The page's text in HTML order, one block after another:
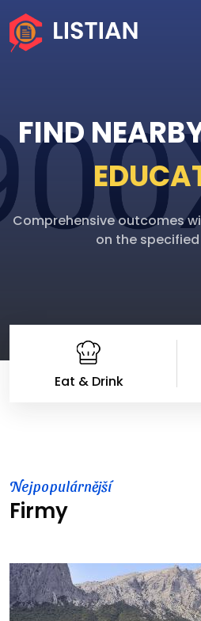
FIND
Comprehensive outcomes
on the
Eat & Drink
Nejpopulárnější
Firmy